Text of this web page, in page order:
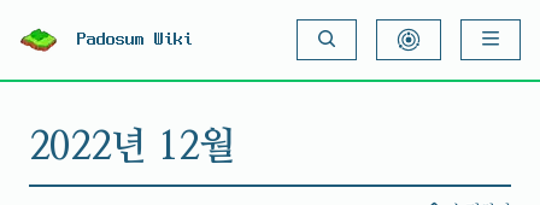
Padosum Wiki
2022년 12월